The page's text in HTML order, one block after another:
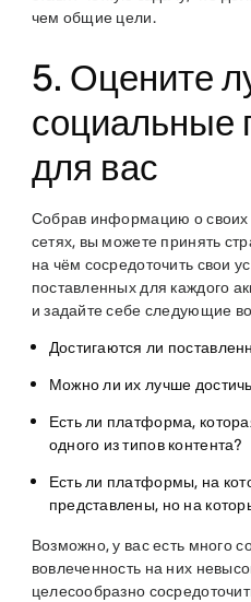
чем общие цели.
5. Оцените
для вас
Собрав информацию о своих
сетях, вы можете принять
на чём сосредоточить свои
поставленных для каждого
и задайте себе следующие
Достигаются ли
Можно ли их лучше
Есть ли платформа,
одного из типов контента?
Есть ли платформы, на
представлены, но на
Возможно, у вас есть много
вовлеченность на них
целесообразно